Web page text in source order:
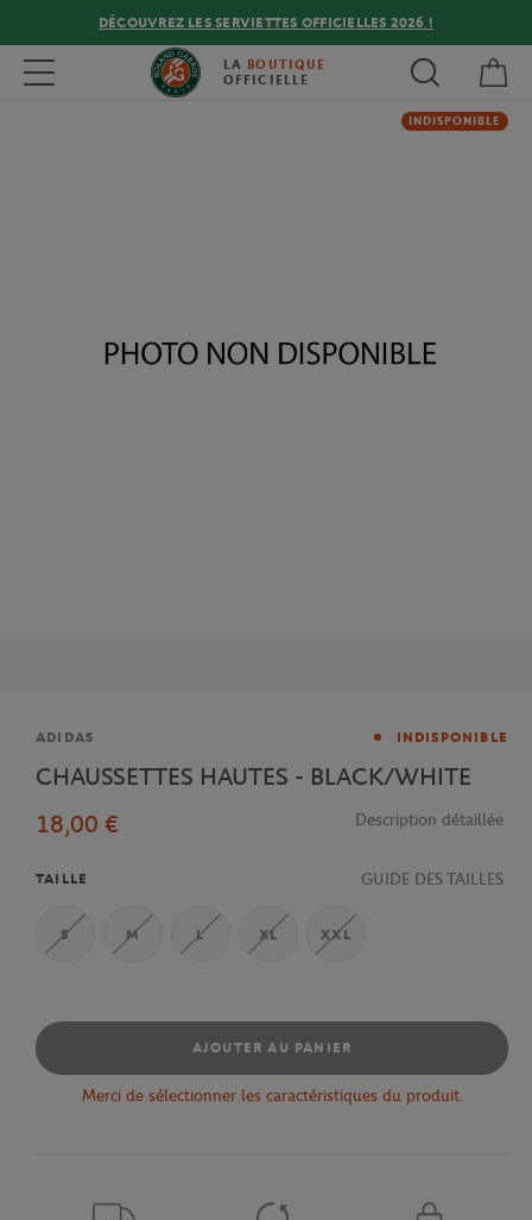
DÉCOUVREZ LES SERVIETTES OFFICIELLES 2026 !
Toggle navigation LA BOUTIQUE
OFFICIELLE
INDISPONIBLE
Marque
ADIDAS INDISPONIBLE
CHAUSSETTES HAUTES - BLACK/WHITE
18,00 €
Description détaillée
TAILLE GUIDE DES TAILLES
S M L XL XXL
AJOUTER AU PANIER
Merci de sélectionner les caractéristiques du produit.